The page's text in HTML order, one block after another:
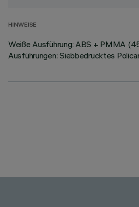
HINWEISE
Weiße Ausführung: ABS + PMMA
Ausführungen: Siebbedrucktes